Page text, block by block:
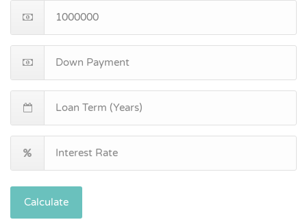
Calculate